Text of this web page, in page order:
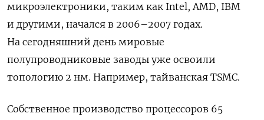
микроэлектроники, таким как Intel, AMD, IBM
и другими, начался в 2006–2007 годах.
На сегодняшний день мировые
полупроводниковые заводы уже освоили
топологию 2 нм. Например, тайванская TSMC.
Собственное производство процессоров 65